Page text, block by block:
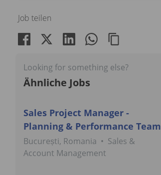
Job teilen
Looking for something else?
Ähnliche Jobs
Sales Project Manager -
Planning & Performance Team
București, Romania • Sales &
Account Management